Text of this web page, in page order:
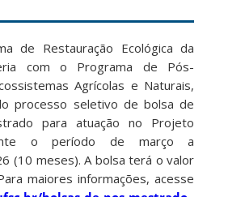
de Restauração Ecológica da
com o Programa de Pós-
Agrícolas e Naturais,
processo seletivo de bolsa de
para atuação no Projeto
o período de março a
(10 meses). A bolsa terá o valor
maiores informações, acesse